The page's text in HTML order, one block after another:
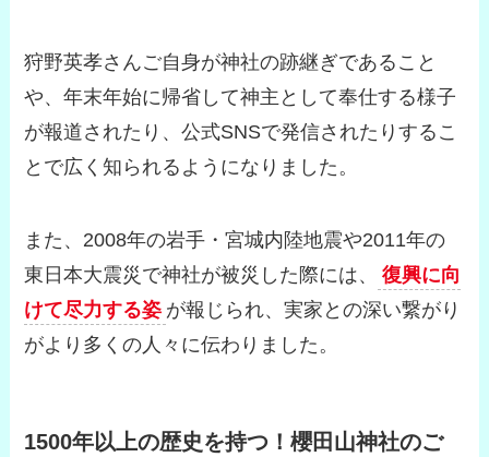
狩野英孝さんご自身が神社の跡継ぎであること
や、年末年始に帰省して神主として奉仕する様子
が報道されたり、公式SNSで発信されたりするこ
とで広く知られるようになりました。
また、2008年の岩手・宮城内陸地震や2011年の
東日本大震災で神社が被災した際には、
復興に向
けて尽力する姿 が報じられ、実家との深い繋がり
がより多くの人々に伝わりました。
1500年以上の歴史を持つ！櫻田山神社のご